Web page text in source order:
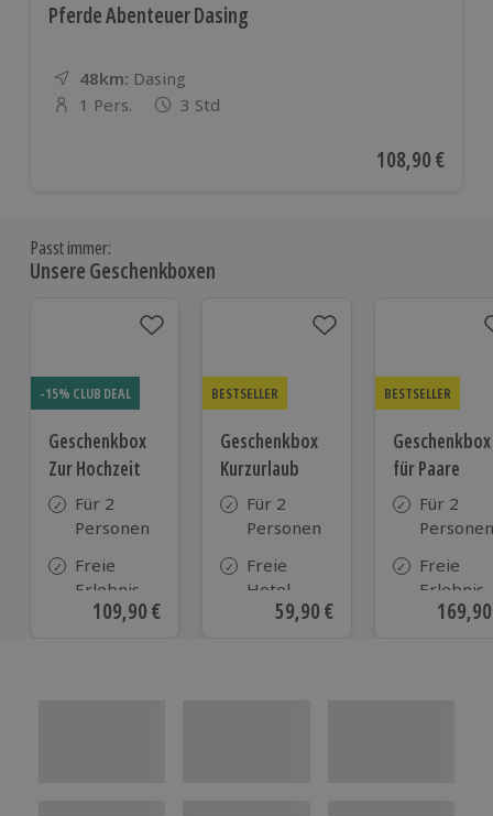
Pferde Abenteuer Dasing
48km: Entfernung
Standort
Dasing
Anzahl der Teilnehmer
1 Pers. 3 Std
Aktueller Preis
108,90 €
Passt immer:
Unsere Geschenkboxen
-15% CLUB DEAL
Geschenkbox
Zur Hochzeit
Für 2
Personen
Freie
Erlebnis-
Auswahl
Aktueller Preis
109,90 €
BESTSELLER
Geschenkbox
Kurzurlaub
Für 2
Personen
Freie
Hotel-
Auswahl
Aktueller Preis
59,90 €
BESTSELLER
Geschenkbox
für Paare
Für 2
Personen
Freie
Erlebnis-
Auswahl